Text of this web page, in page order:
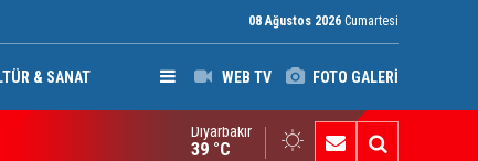
08 Ağustos 2026 Cumartesi
WEB TV FOTO GALERİ
& SANAT
netleştiren bu yasa demokrasi güçleri aleyhine sonuçlar
Diyarbakır
39 °C